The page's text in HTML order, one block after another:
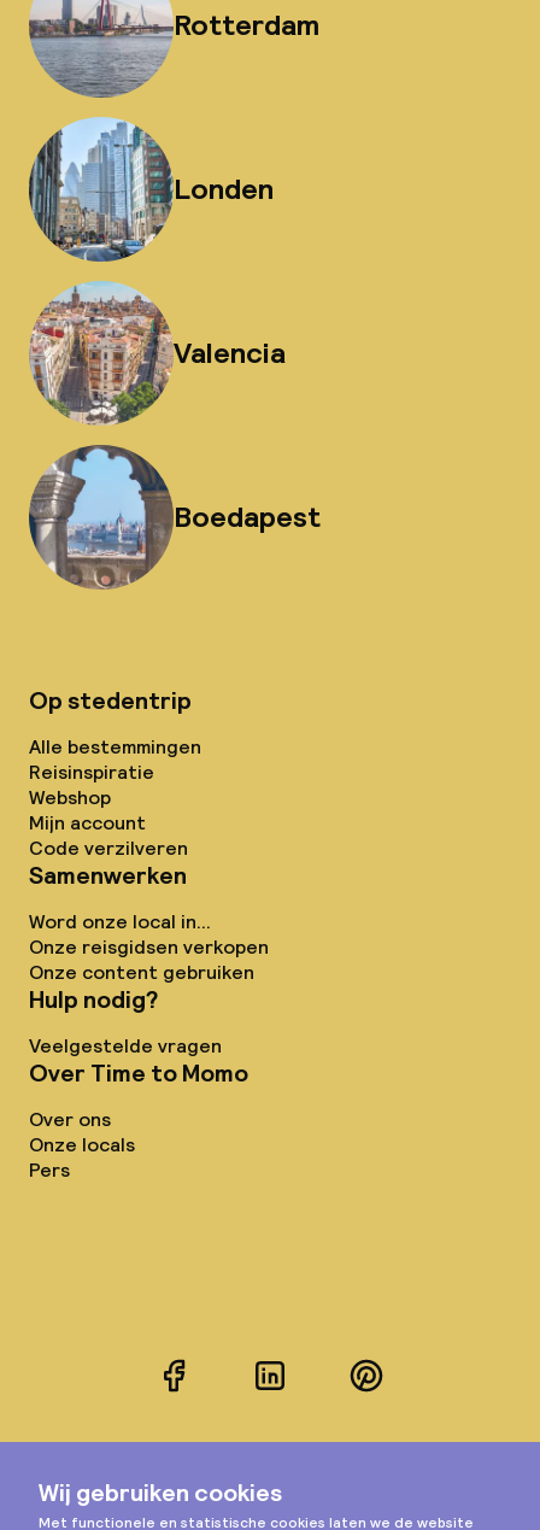
Rotterdam
Londen
Valencia
Boedapest
Op stedentrip
Alle bestemmingen
Reisinspiratie
Webshop
Mijn account
Code verzilveren
Samenwerken
Word onze local in...
Onze reisgidsen verkopen
Onze content gebruiken
Hulp nodig?
Veelgestelde vragen
Over Time to Momo
Over ons
Onze locals
Pers
FacebookLinkedInPinterest
Instagram